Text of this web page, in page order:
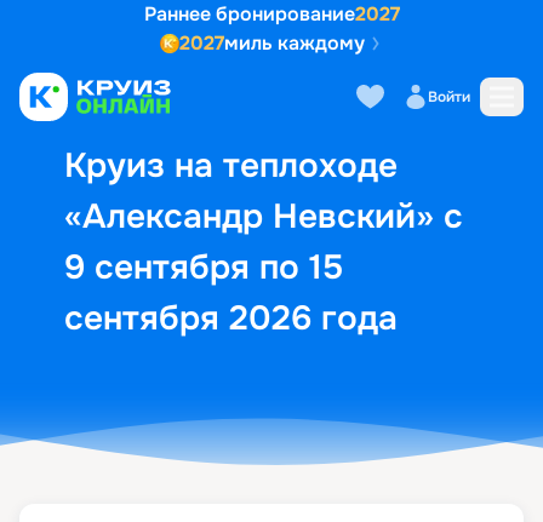
Раннее бронирование2027
2027миль каждому
Войти
Круиз на теплоходе
«Александр Невский» с
9 сентября по 15
сентября 2026 года
Выбор кают Маршрут и